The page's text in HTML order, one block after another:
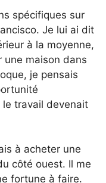
spécifiques sur
Je lui ai dit
à la moyenne,
une maison dans
je pensais
le travail devenait
à acheter une
côté ouest. Il me
fortune à faire.